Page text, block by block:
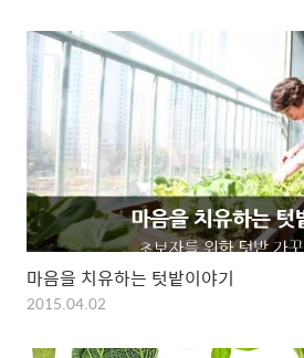
마음을 치유하는 텃밭이야기
2015.04.02